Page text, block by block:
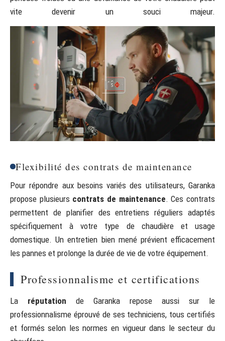
vite devenir un souci majeur.
Flexibilité des contrats de maintenance
Pour répondre aux besoins variés des utilisateurs, Garanka
propose plusieurs contrats de maintenance. Ces contrats
permettent de planifier des entretiens réguliers adaptés
spécifiquement à votre type de chaudière et usage
domestique. Un entretien bien mené prévient efficacement
les pannes et prolonge la durée de vie de votre équipement.
Professionnalisme et certifications
La réputation de Garanka repose aussi sur le
professionnalisme éprouvé de ses techniciens, tous certifiés
et formés selon les normes en vigueur dans le secteur du